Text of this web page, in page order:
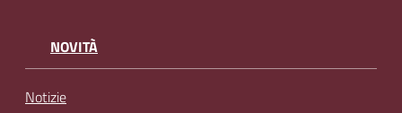
NOVITÀ
Notizie